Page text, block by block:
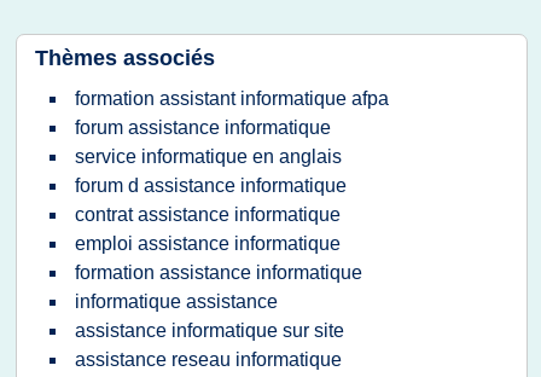
Thèmes associés
formation assistant informatique afpa
forum assistance informatique
service informatique en anglais
forum d assistance informatique
contrat assistance informatique
emploi assistance informatique
formation assistance informatique
informatique assistance
assistance informatique sur site
assistance reseau informatique